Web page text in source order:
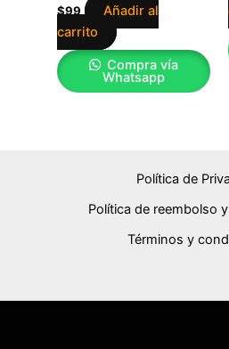
$99
Añadir al
carrito
Compra vía
Whatsapp
Política de
Política de reembolso
Términos y